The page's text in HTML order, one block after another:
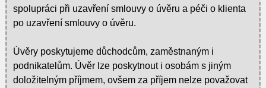
spolupráci při uzavření smlouvy o úvěru a péči o klienta
po uzavření smlouvy o úvěru.
Úvěry poskytujeme důchodcům, zaměstnaným i
podnikatelům. Úvěr lze poskytnout i osobám s jiným
doložitelným příjmem, ovšem za příjem nelze považovat